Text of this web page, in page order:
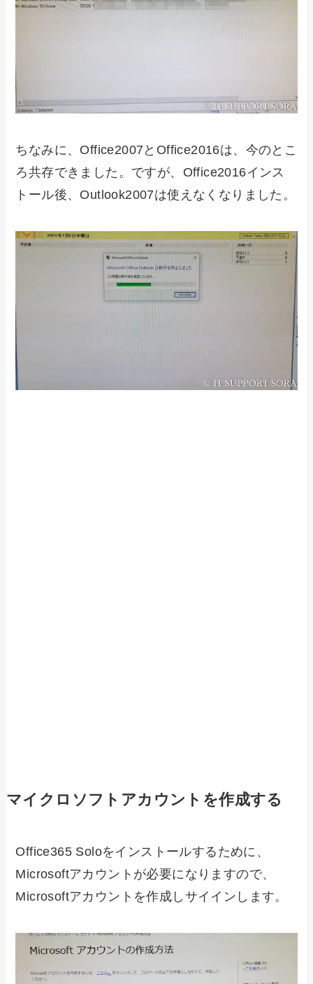
ちなみに、Office2007とOffice2016は、今のとこ
ろ共存できました。ですが、Office2016インス
トール後、Outlook2007は使えなくなりました。
マイクロソフトアカウントを作成する
Office365 Soloをインストールするために、
Microsoftアカウントが必要になりますので、
Microsoftアカウントを作成しサイインします。